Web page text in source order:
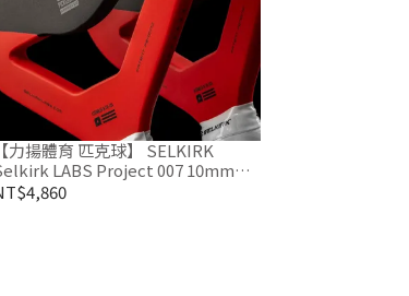
【力揚體育 匹克球】 SELKIRK
LABS Project 007 10mm
匹克球拍